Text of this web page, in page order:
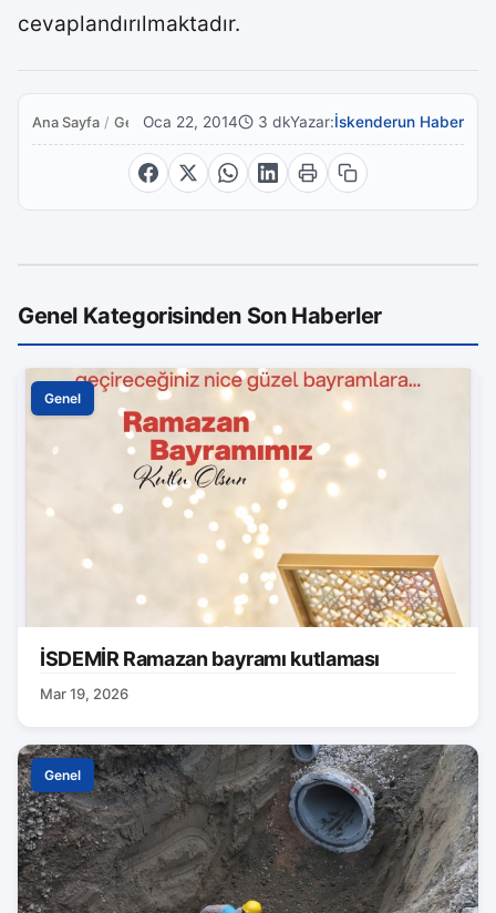
cevaplandırılmaktadır.
Ana Sayfa / GenelOca 22, 2014 3 dkYazar:İskenderun Haber
Genel Kategorisinden Son Haberler
Genel
İSDEMİR Ramazan bayramı kutlaması
Mar 19, 2026
Genel